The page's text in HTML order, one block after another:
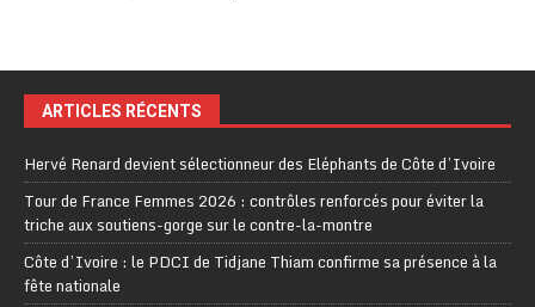
ARTICLES RÉCENTS
Hervé Renard devient sélectionneur des Eléphants de Côte d’Ivoire
Tour de France Femmes 2026 : contrôles renforcés pour éviter la
triche aux soutiens-gorge sur le contre-la-montre
Côte d’Ivoire : le PDCI de Tidjane Thiam confirme sa présence à la
fête nationale